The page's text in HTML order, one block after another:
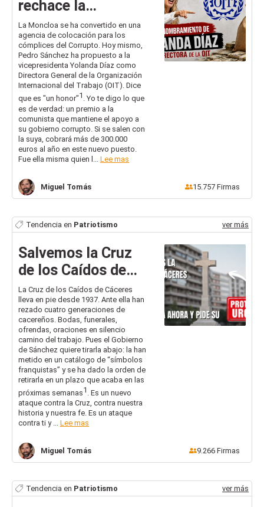
rechace la
candidatura de
Yolanda Díaz a su
Dirección General
La Moncloa se ha convertido en una
agencia de colocación para los
cómplices del Corrupto. Hoy mismo,
Pedro Sánchez ha propuesto a la
vicepresidenta Yolanda Díaz como
Directora General de la Organización
Internacional del Trabajo (OIT). Dice
que es "un honor"1 . Yo te digo lo que
es de verdad: un premio a la
comunista que mantiene el apoyo a
su gobierno corrupto. Si se salen con
la suya, cobrará más de 300.000
euros al año en este nuevo puesto.
Fue ella misma quien l... Lee mas
Miguel Tomás 15.757 Firmas
Tendencia en Patriotismo ver más
Salvemos la Cruz
de los Caídos de
Cáceres: exige a la
Junta medidas de
protección YA
La Cruz de los Caídos de Cáceres
lleva en pie desde 1937. Ante ella han
rezado cuatro generaciones de
cacereños. Bodas, funerales,
ofrendas, oraciones en silencio
camino del trabajo. Pues el Gobierno
de Sánchez quiere tirarla abajo: la han
metido en un catálogo de “símbolos
franquistas” y se ha dado la orden de
retirarla en un plazo que acaba en las
próximas semanas1 . Es un nuevo
ataque contra la Cruz, contra nuestra
historia y nuestra fe. Es un ataque
contra ti y ... Lee mas
Miguel Tomás 9.266 Firmas
Tendencia en Patriotismo ver más